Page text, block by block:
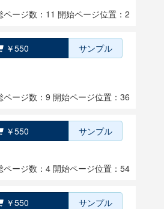
ページ数：11 開始ページ位置：2
￥550 サンプル
ページ数：9 開始ページ位置：36
￥550
サンプル
ページ数：4 開始ページ位置：54
￥550
サンプル